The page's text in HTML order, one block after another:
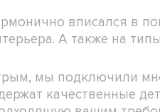
вписался в
А также на
мы подключили
качественные